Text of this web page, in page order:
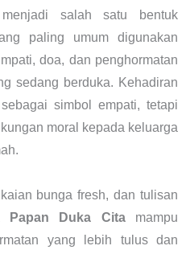
salah satu bentuk
paling umum digunakan
doa, dan penghormatan
sedang berduka. Kehadiran
simbol empati, tetapi
moral kepada keluarga
bunga fresh, dan tulisan
Papan Duka Citamampu
yang lebih tulus dan